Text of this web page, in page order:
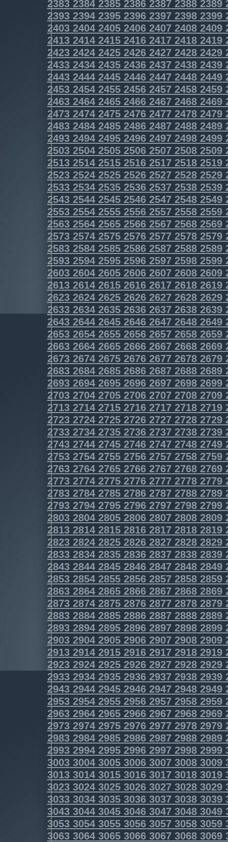
2383238423852386238723882389
2393239423952396239723982399
2403240424052406240724082409
2413241424152416241724182419
2423242424252426242724282429
2433243424352436243724382439
2443244424452446244724482449
2453245424552456245724582459
2463246424652466246724682469
2473247424752476247724782479
2483248424852486248724882489
2493249424952496249724982499
2503250425052506250725082509
2513251425152516251725182519
2523252425252526252725282529
2533253425352536253725382539
2543254425452546254725482549
2553255425552556255725582559
2563256425652566256725682569
2573257425752576257725782579
2583258425852586258725882589
2593259425952596259725982599
2603260426052606260726082609
2613261426152616261726182619
2623262426252626262726282629
2633263426352636263726382639
2643264426452646264726482649
2653265426552656265726582659
2663266426652666266726682669
2673267426752676267726782679
2683268426852686268726882689
2693269426952696269726982699
2703270427052706270727082709
2713271427152716271727182719
2723272427252726272727282729
2733273427352736273727382739
2743274427452746274727482749
2753275427552756275727582759
2763276427652766276727682769
2773277427752776277727782779
2783278427852786278727882789
2793279427952796279727982799
2803280428052806280728082809
2813281428152816281728182819
2823282428252826282728282829
2833283428352836283728382839
2843284428452846284728482849
2853285428552856285728582859
2863286428652866286728682869
2873287428752876287728782879
2883288428852886288728882889
2893289428952896289728982899
2903290429052906290729082909
2913291429152916291729182919
2923292429252926292729282929
2933293429352936293729382939
2943294429452946294729482949
2953295429552956295729582959
2963296429652966296729682969
2973297429752976297729782979
2983298429852986298729882989
2993299429952996299729982999
3003300430053006300730083009
3013301430153016301730183019
3023302430253026302730283029
3033303430353036303730383039
3043304430453046304730483049
3053305430553056305730583059
3063306430653066306730683069